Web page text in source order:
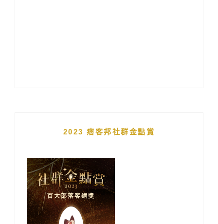
2023 痞客邦社群金點賞